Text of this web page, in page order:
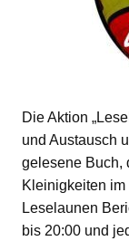
Die Aktion
und Austausch
gelesene Buch,
Kleinigkeiten
Leselaunen
bis 20:00 und